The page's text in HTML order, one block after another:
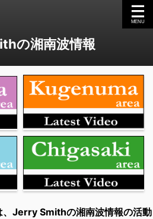
の湘南波情報
、Jerry Smithの湘南波情報の活動